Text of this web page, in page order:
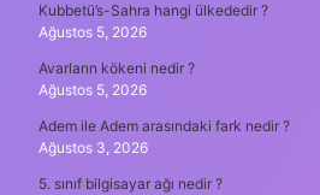
Kubbetü’s-Sahra hangi ülkededir ?
Ağustos 5, 2026
Avarların kökeni nedir ?
Ağustos 5, 2026
Adem ile Adem arasındaki fark nedir ?
Ağustos 3, 2026
5. sınıf bilgisayar ağı nedir ?